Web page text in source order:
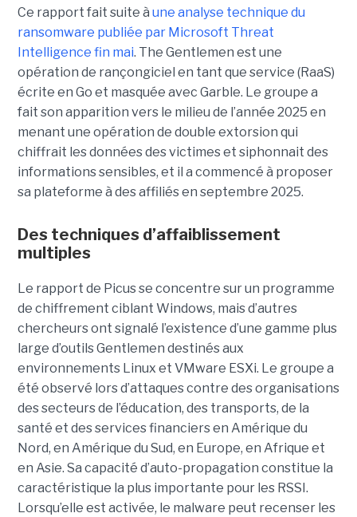
Ce rapport fait suite à une analyse technique du
ransomware publiée par Microsoft Threat
Intelligence fin mai. The Gentlemen est une
opération de rançongiciel en tant que service (RaaS)
écrite en Go et masquée avec Garble. Le groupe a
fait son apparition vers le milieu de l’année 2025 en
menant une opération de double extorsion qui
chiffrait les données des victimes et siphonnait des
informations sensibles, et il a commencé à proposer
sa plateforme à des affiliés en septembre 2025.
Des techniques d’affaiblissement
multiples
Le rapport de Picus se concentre sur un programme
de chiffrement ciblant Windows, mais d’autres
chercheurs ont signalé l’existence d’une gamme plus
large d’outils Gentlemen destinés aux
environnements Linux et VMware ESXi. Le groupe a
été observé lors d’attaques contre des organisations
des secteurs de l’éducation, des transports, de la
santé et des services financiers en Amérique du
Nord, en Amérique du Sud, en Europe, en Afrique et
en Asie. Sa capacité d’auto-propagation constitue la
caractéristique la plus importante pour les RSSI.
Lorsqu’elle est activée, le malware peut recenser les